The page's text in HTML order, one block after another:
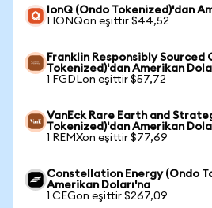
IonQ (Ondo Tokenized)'dan
1 IONQon eşittir $44,52
Franklin Responsibly Sourced
Tokenized)'dan Amerikan
1 FGDLon eşittir $57,72
VanEck Rare Earth and
Tokenized)'dan Amerikan
1 REMXon eşittir $77,69
Constellation Energy (Ondo
Amerikan Doları'na
1 CEGon eşittir $267,09